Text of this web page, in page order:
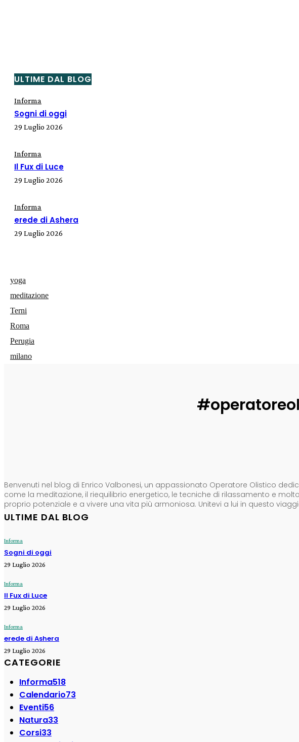
ULTIME DAL BLOG
Informa
Sogni di oggi
29 Luglio 2026
Informa
Il Fux di Luce
29 Luglio 2026
Informa
erede di Ashera
29 Luglio 2026
yoga
meditazione
Terni
Roma
Perugia
milano
Benvenuti nel blog di Enrico Valbonesi, un appassionato Operatore Olistico
come la meditazione, il riequilibrio energetico, le tecniche di rilassamento e
proprio potenziale e a vivere una vita più armoniosa. Unitevi a lui in questo
ULTIME DAL BLOG
Informa
Sogni di oggi
29 Luglio 2026
Informa
Il Fux di Luce
29 Luglio 2026
Informa
erede di Ashera
29 Luglio 2026
CATEGORIE
Informa518
Calendario73
Eventi56
Natura33
Corsi33